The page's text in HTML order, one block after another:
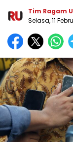
Tim Ragam
Selasa, 11